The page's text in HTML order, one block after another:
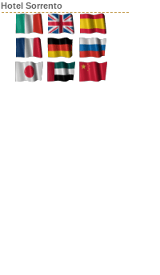
Hotel Sorrento